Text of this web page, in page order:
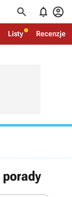
  
Listy Recenzje